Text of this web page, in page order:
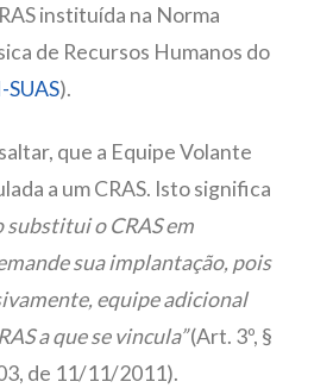
instituída na Norma
de Recursos Humanos do
).
que a Equipe Volante
a um CRAS. Isto significa
substitui o CRAS em
sua implantação, pois
equipe adicional
a que se vincula”(Art. 3º, §
de 11/11/2011).